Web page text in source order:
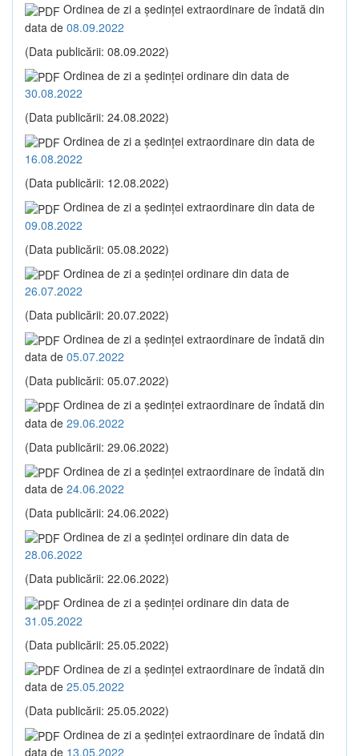
Ordinea de zi a şedinţei extraordinare de îndată din
data de 08.09.2022
(Data publicării: 08.09.2022)
Ordinea de zi a şedinţei ordinare din data de
30.08.2022
(Data publicării: 24.08.2022)
Ordinea de zi a şedinţei extraordinare din data de
16.08.2022
(Data publicării: 12.08.2022)
Ordinea de zi a şedinţei extraordinare din data de
09.08.2022
(Data publicării: 05.08.2022)
Ordinea de zi a şedinţei ordinare din data de
26.07.2022
(Data publicării: 20.07.2022)
Ordinea de zi a şedinţei extraordinare de îndată din
data de 05.07.2022
(Data publicării: 05.07.2022)
Ordinea de zi a şedinţei extraordinare de îndată din
data de 29.06.2022
(Data publicării: 29.06.2022)
Ordinea de zi a şedinţei extraordinare de îndată din
data de 24.06.2022
(Data publicării: 24.06.2022)
Ordinea de zi a şedinţei ordinare din data de
28.06.2022
(Data publicării: 22.06.2022)
Ordinea de zi a şedinţei ordinare din data de
31.05.2022
(Data publicării: 25.05.2022)
Ordinea de zi a şedinţei extraordinare de îndată din
data de 25.05.2022
(Data publicării: 25.05.2022)
Ordinea de zi a şedinţei extraordinare de îndată din
data de 13.05.2022